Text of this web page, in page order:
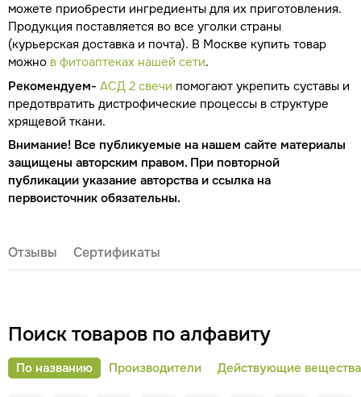
можете приобрести ингредиенты для их приготовления.
Продукция поставляется во все уголки страны
(курьерская доставка и почта). В Москве купить товар
можно в фитоаптеках нашей сети.
Рекомендуем- АСД 2 свечи помогают укрепить суставы и
предотвратить дистрофические процессы в структуре
хрящевой ткани.
Внимание! Все публикуемые на нашем сайте материалы
защищены авторским правом. При повторной
публикации указание авторства и ссылка на
первоисточник обязательны.
Отзывы Сертификаты
Поиск товаров по алфавиту
По названию Производители Действующие вещества